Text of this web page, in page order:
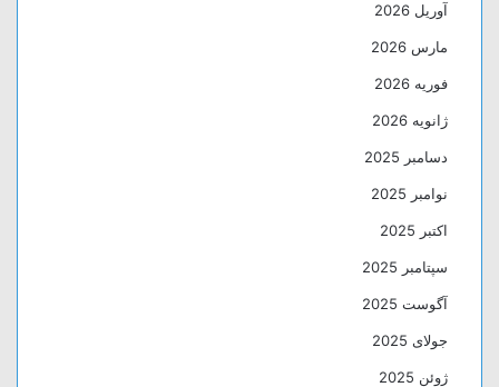
آوریل 2026
مارس 2026
فوریه 2026
ژانویه 2026
دسامبر 2025
نوامبر 2025
اکتبر 2025
سپتامبر 2025
آگوست 2025
جولای 2025
ژوئن 2025